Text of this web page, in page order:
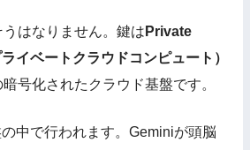
はなりません。鍵は Private
イベートクラウドコンピュート）
号化されたクラウド基盤です。
中で行われます。Geminiが頭脳